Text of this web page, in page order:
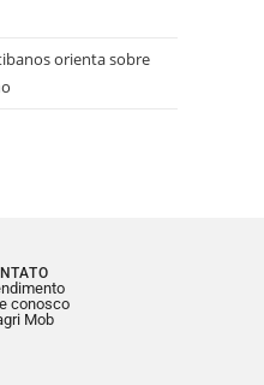
orienta sobre
conosco
Mob